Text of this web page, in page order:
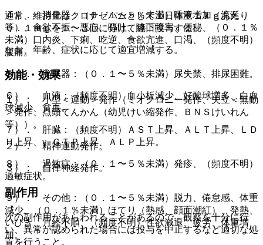
４）． 消化器：（０．１〜５％未満）唾液増加（流涎
等）、食欲不振、悪心、嘔吐、嚥下障害、便秘、（０．１％
未満）口内炎、下痢、吃逆、食欲亢進、口渇、（頻度不明）
腹痛。
５）． 泌尿器：（０．１〜５％未満）尿失禁、排尿困難。
６）． 血液：（頻度不明）血小板減少、好酸球増多、白血
球減少、貧血。
７）． 肝臓：（頻度不明）ＡＳＴ上昇、ＡＬＴ上昇、ＬＤ
Ｈ上昇、γ−ＧＴＰ上昇、ＡＬＰ上昇。
８）． 過敏症：（０．１〜５％未満）発疹、（頻度不明）
過敏症状。
９）． その他：（０．１〜５％未満）脱力、倦怠感、体重
減少、（０．１％未満）ほてり（熱感、顔面潮紅）、発熱、
いびき、月経不順、（頻度不明）性欲減退、疲労、体重増
加。
通常、維持量はクロナゼパムとして１日体重１ｋｇあたり
０．１ｍｇを１〜３回に分けて経口投与する。
なお、年齢、症状に応じて適宜増減する。
効能・効果
１）． 小型＜運動＞発作（ミオクロニー発作、失立＜無動
＞発作、点頭てんかん（幼児けい縮発作、ＢＮＳけいれん
等））。
２）． 精神運動発作。
３）． 自律神経発作。
副作用
次の副作用があらわれることがあるので、観察を十分に行
い、異常が認められた場合には投与を中止するなど適切な処
置を行うこと。